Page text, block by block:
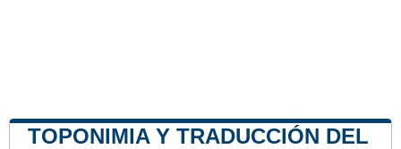
TOPONIMIA Y TRADUCCIÓN DEL